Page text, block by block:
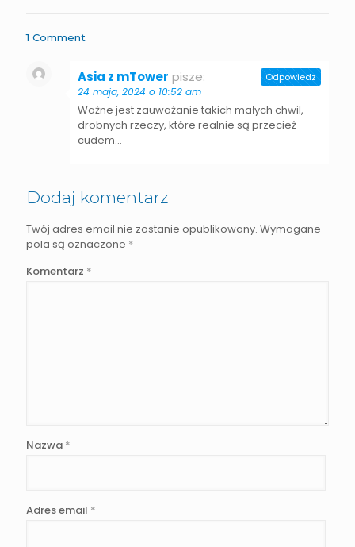
1 Comment
Asia z mTower pisze:
24 maja, 2024 o 10:52 am
Ważne jest zauważanie takich małych chwil,
drobnych rzeczy, które realnie są przecież
cudem…
Odpowiedz
Dodaj komentarz
Twój adres email nie zostanie opublikowany. Wymagane
pola są oznaczone *
Komentarz *
Nazwa *
Adres email *